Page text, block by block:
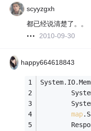
scyyzgxh
都已经说清楚了。。
2010-09-30
happy664618843
map